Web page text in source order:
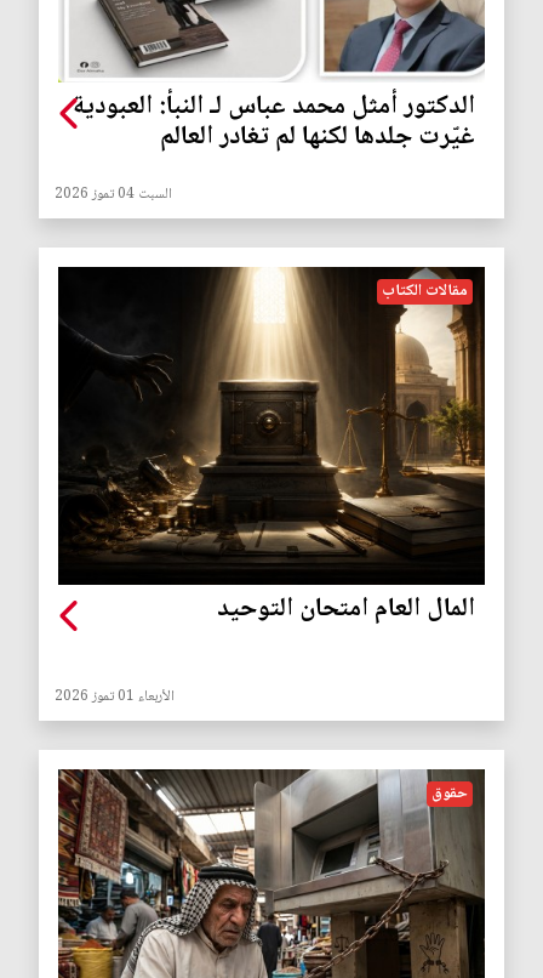
الدكتور أمثل محمد عباس لـ النبأ: العبودية
غيّرت جلدها لكنها لم تغادر العالم
السبت 04 تموز 2026
مقالات الكتاب
المال العام امتحان التوحيد
الأربعاء 01 تموز 2026
حقوق